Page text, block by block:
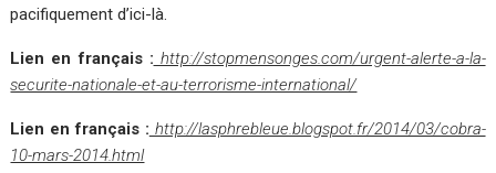
pacifiquement d’ici-là.
Lien en français : http://stopmensonges.com/urgent-alerte-a-la-
securite-nationale-et-au-terrorisme-international/
Lien en français : http://lasphrebleue.blogspot.fr/2014/03/cobra-
10-mars-2014.html